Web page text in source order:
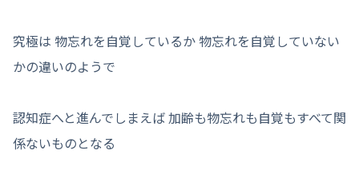
究極は 物忘れを自覚しているか 物忘れを自覚していない
かの違いのようで
認知症へと進んでしまえば 加齢も物忘れも自覚もすべて関
係ないものとなる